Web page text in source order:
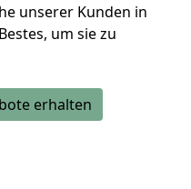
unserer Kunden in
um sie zu
erhalten